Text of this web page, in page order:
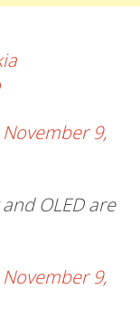
November 9,
OLED are
November 9,